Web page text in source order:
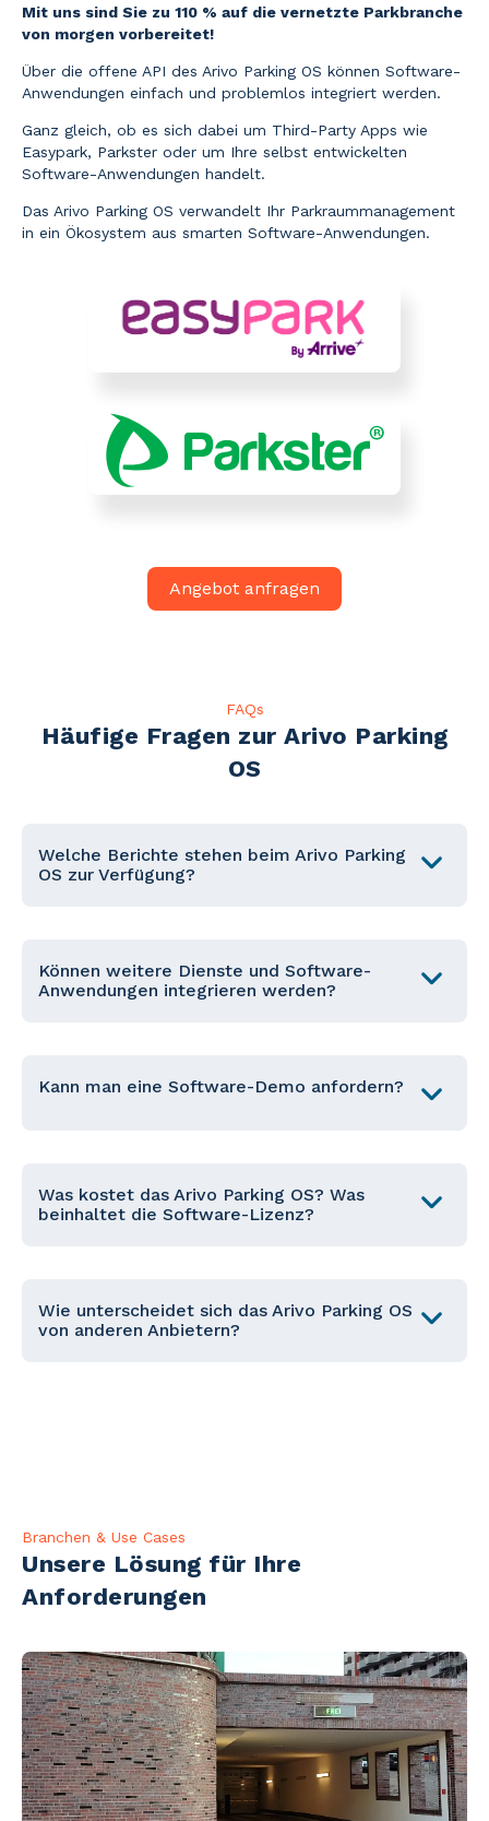
Mit uns sind Sie zu 110 % auf die vernetzte Parkbranche
von morgen vorbereitet!
Über die offene API des Arivo Parking OS können Software-
Anwendungen einfach und problemlos integriert werden.
Ganz gleich, ob es sich dabei um Third-Party Apps wie
Easypark, Parkster oder um Ihre selbst entwickelten
Software-Anwendungen handelt.
Das Arivo Parking OS verwandelt Ihr Parkraummanagement
in ein Ökosystem aus smarten Software-Anwendungen.
Angebot anfragen
FAQs
Häufige Fragen zur Arivo Parking
OS
Welche Berichte stehen beim Arivo Parking
OS zur Verfügung?
Können weitere Dienste und Software-
Anwendungen integrieren werden?
Kann man eine Software-Demo anfordern?
Was kostet das Arivo Parking OS? Was
beinhaltet die Software-Lizenz?
Wie unterscheidet sich das Arivo Parking OS
von anderen Anbietern?
Branchen & Use Cases
Unsere Lösung für Ihre
Anforderungen